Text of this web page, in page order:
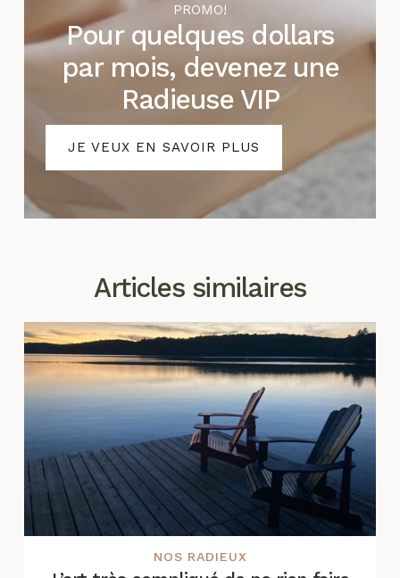
PROMO!
Pour quelques dollars
par mois, devenez une
Radieuse VIP
JE VEUX EN SAVOIR PLUS
Articles similaires
NOS RADIEUX